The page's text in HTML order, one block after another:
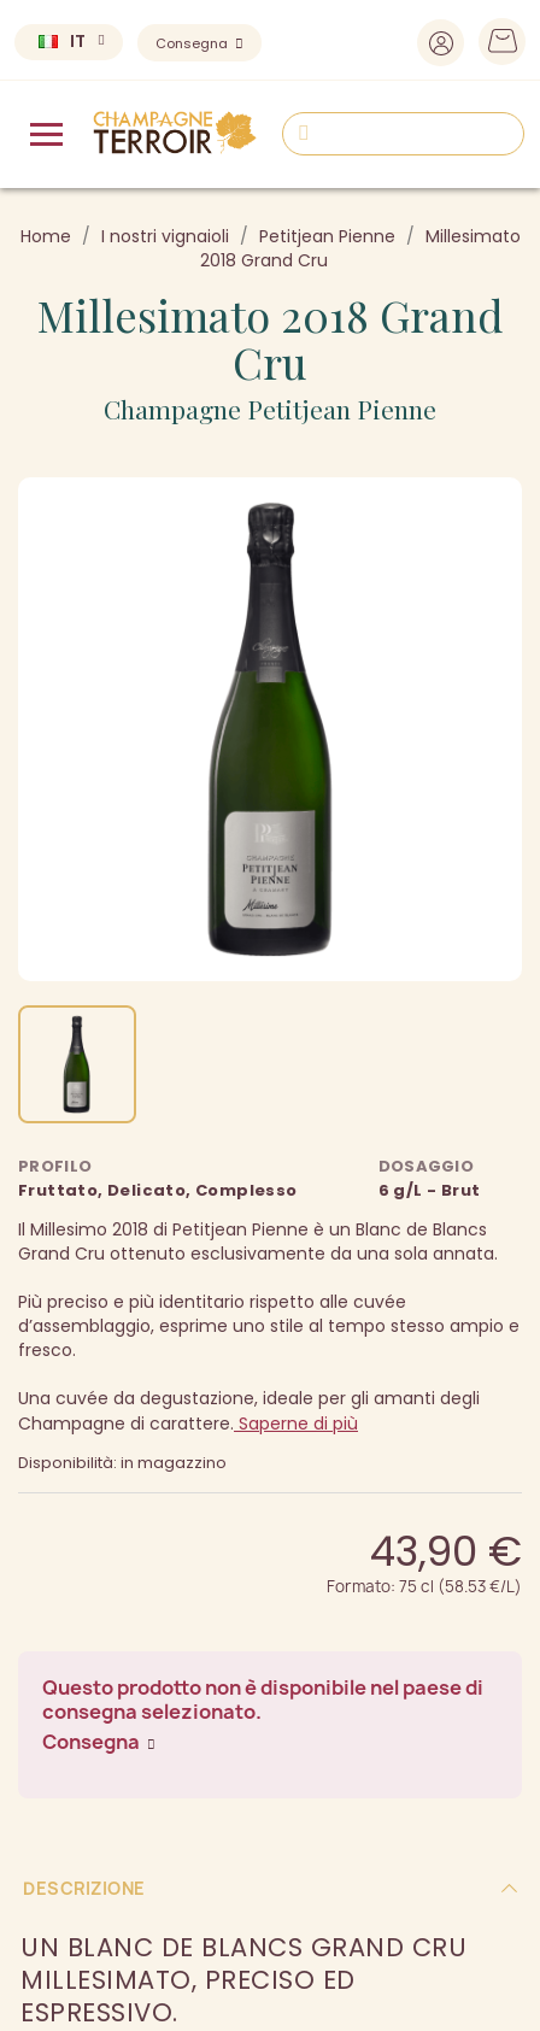
IT Consegna
Home I nostri vignaioli Petitjean Pienne
Millesimato
2018 Grand Cru
Millesimato 2018 Grand
Cru
Champagne Petitjean Pienne
PROFILO
Fruttato, Delicato, Complesso
DOSAGGIO
6 g/L - Brut
Il Millesimo 2018 di Petitjean Pienne è un Blanc de Blancs
Grand Cru ottenuto esclusivamente da una sola annata.
Più preciso e più identitario rispetto alle cuvée
d’assemblaggio, esprime uno stile al tempo stesso ampio e
fresco.
Una cuvée da degustazione, ideale per gli amanti degli
Champagne di carattere. Saperne di più
Disponibilità: in magazzino
43,90 €
Formato: 75 cl (58.53 €/L)
Questo prodotto non è disponibile nel paese di
consegna selezionato.
Consegna
DESCRIZIONE
UN BLANC DE BLANCS GRAND CRU
MILLESIMATO, PRECISO ED
ESPRESSIVO.